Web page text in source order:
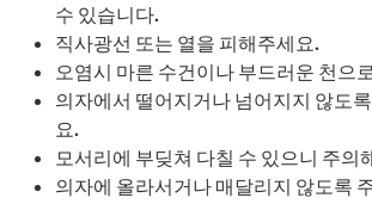
수 있습니다.
직사광선 또는 열을 피해주세요.
오염시 마른 수건이나 부드러운 천으
의자에서 떨어지거나 넘어지지 않도
요.
모서리에 부딪쳐 다칠 수 있으니 주의
의자에 올라서거나 매달리지 않도록